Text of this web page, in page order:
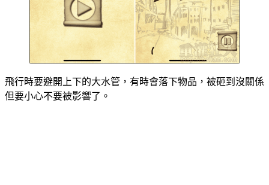
飛行時要避開上下的大水管，有時會落下物品，被砸到沒關係
但要小心不要被影響了。